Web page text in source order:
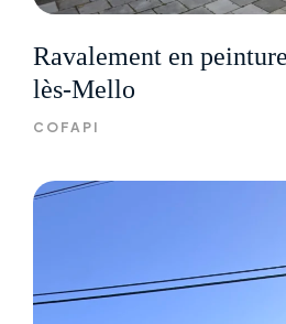
Ravalement en
lès-Mello
COFAPI